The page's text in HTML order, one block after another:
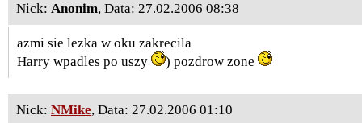
Nick: Anonim, Data: 27.02.2006 08:38
azmi sie lezka w oku zakrecila
Harry wpadles po uszy
) pozdrow zone
Nick: NMike, Data: 27.02.2006 01:10